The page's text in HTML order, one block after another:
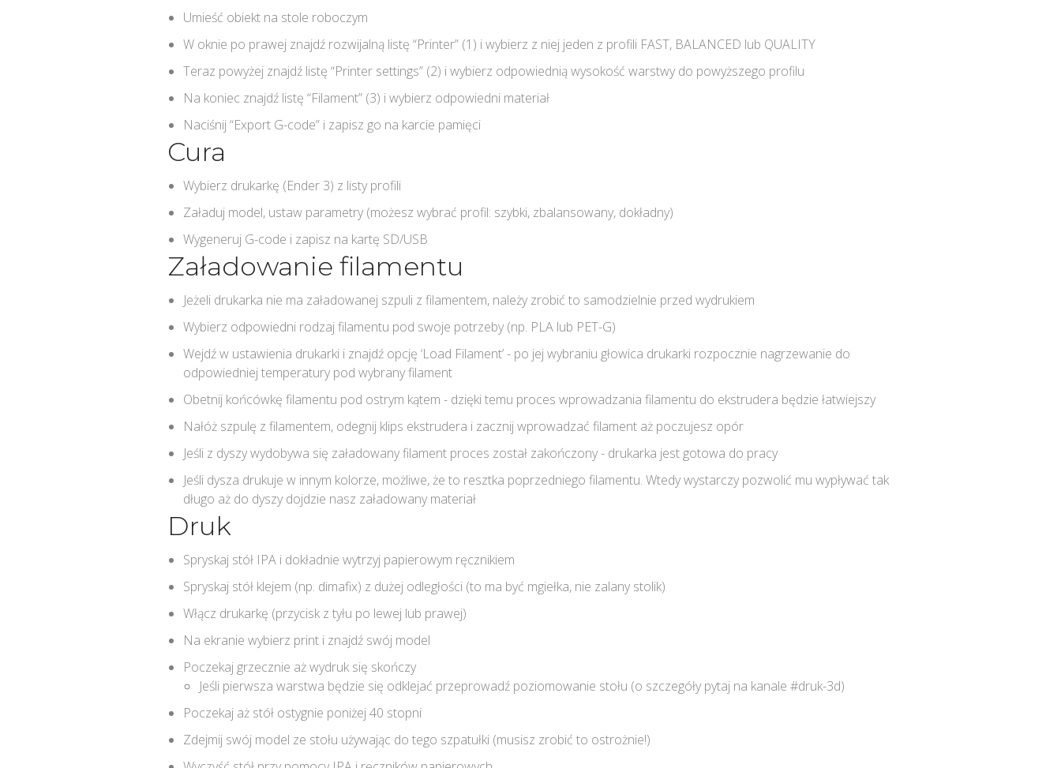
Umieść obiekt na stole roboczym
W oknie po prawej znajdź rozwijalną listę “Printer” (1) i wybierz z niej jeden z profili FAST, BALANCED lub QUALITY
Teraz powyżej znajdź listę “Printer settings” (2) i wybierz odpowiednią wysokość warstwy do powyższego profilu
Na koniec znajdź listę “Filament” (3) i wybierz odpowiedni materiał
Naciśnij “Export G-code” i zapisz go na karcie pamięci
Cura
Wybierz drukarkę (Ender 3) z listy profili
Załaduj model, ustaw parametry (możesz wybrać profil: szybki, zbalansowany, dokładny)
Wygeneruj G-code i zapisz na kartę SD/USB
Załadowanie filamentu
Jeżeli drukarka nie ma załadowanej szpuli z filamentem, należy zrobić to samodzielnie przed wydrukiem
Wybierz odpowiedni rodzaj filamentu pod swoje potrzeby (np. PLA lub PET-G)
Wejdź w ustawienia drukarki i znajdź opcję ‘Load Filament’ - po jej wybraniu głowica drukarki rozpocznie nagrzewanie do
odpowiedniej temperatury pod wybrany filament
Obetnij końcówkę filamentu pod ostrym kątem - dzięki temu proces wprowadzania filamentu do ekstrudera będzie łatwiejszy
Nałóż szpulę z filamentem, odegnij klips ekstrudera i zacznij wprowadzać filament aż poczujesz opór
Jeśli z dyszy wydobywa się załadowany filament proces został zakończony - drukarka jest gotowa do pracy
Jeśli dysza drukuje w innym kolorze, możliwe, że to resztka poprzedniego filamentu. Wtedy wystarczy pozwolić mu wypływać tak
długo aż do dyszy dojdzie nasz załadowany materiał
Druk
Spryskaj stół IPA i dokładnie wytrzyj papierowym ręcznikiem
Spryskaj stół klejem (np. dimafix) z dużej odległości (to ma być mgiełka, nie zalany stolik)
Włącz drukarkę (przycisk z tyłu po lewej lub prawej)
Na ekranie wybierz print i znajdź swój model
Poczekaj grzecznie aż wydruk się skończy
Jeśli pierwsza warstwa będzie się odklejać przeprowadź poziomowanie stołu (o szczegóły pytaj na kanale #druk-3d)
Poczekaj aż stół ostygnie poniżej 40 stopni
Zdejmij swój model ze stołu używając do tego szpatułki (musisz zrobić to ostrożnie!)